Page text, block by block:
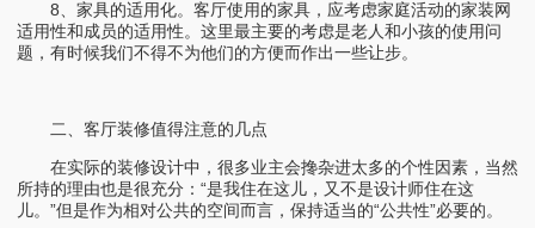
8、家具的适用化。客厅使用的家具，应考虑家庭活动的家装网
适用性和成员的适用性。这里最主要的考虑是老人和小孩的使用问
题，有时候我们不得不为他们的方便而作出一些让步。
二、客厅装修值得注意的几点
在实际的装修设计中，很多业主会搀杂进太多的个性因素，当然
所持的理由也是很充分：“是我住在这儿，又不是设计师住在这
儿。”但是作为相对公共的空间而言，保持适当的“公共性”必要的。